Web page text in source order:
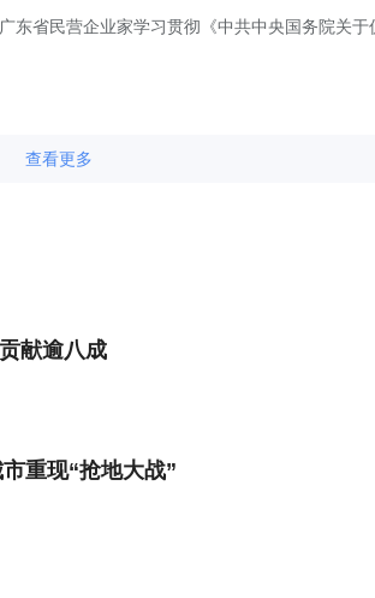
东省民营企业家学习贯彻《中共中央国务院关于
查看更多
献逾八成
重现“抢地大战”